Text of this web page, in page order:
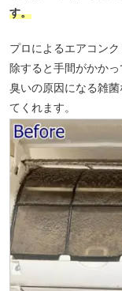
す。
プロによるエアコン
除すると手間がかか
臭いの原因になる雑
てくれます。